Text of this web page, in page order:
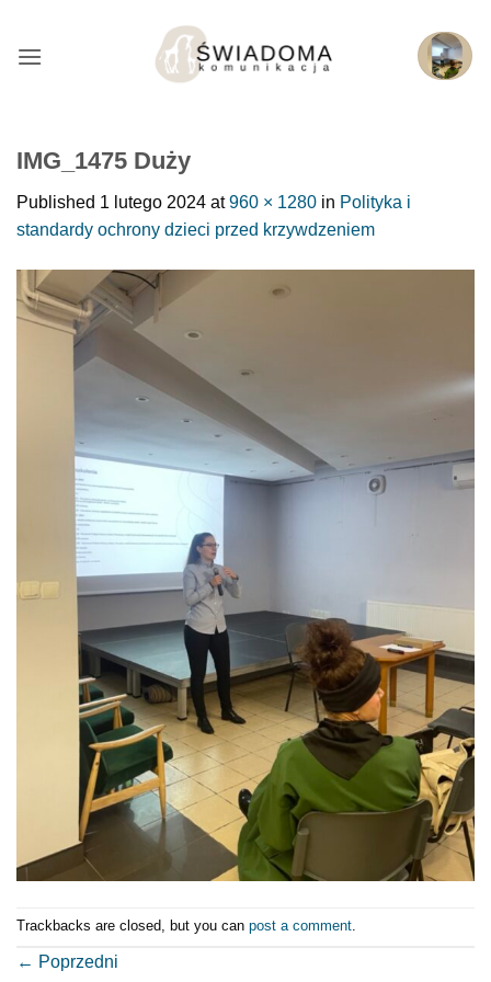
treści
IMG_1475 Duży
Published 1 lutego 2024 at960 × 1280 in Polityka i
standardy ochrony dzieci przed krzywdzeniem
Trackbacks are closed, but you can post a comment
← Poprzedni